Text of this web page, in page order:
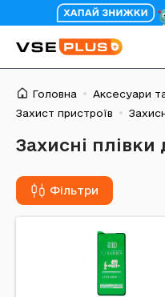
Головна
Аксесуари
Захист пристроїв
Захисні плівки
Фільтри